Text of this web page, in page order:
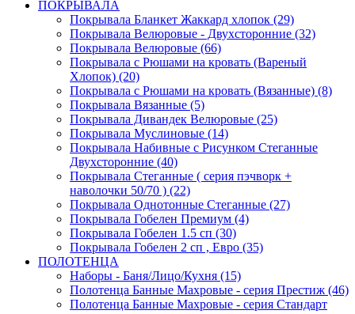
ПОКРЫВАЛА
Покрывала Бланкет Жаккард хлопок (29)
Покрывала Велюровые - Двухсторонние (32)
Покрывала Велюровые (66)
Покрывала с Рюшами на кровать (Вареный
Хлопок) (20)
Покрывала с Рюшами на кровать (Вязанные) (8)
Покрывала Вязанные (5)
Покрывала Дивандек Велюровые (25)
Покрывала Муслиновые (14)
Покрывала Набивные с Рисунком Стеганные
Двухсторонние (40)
Покрывала Стеганные ( серия пэчворк +
наволочки 50/70 ) (22)
Покрывала Однотонные Стеганные (27)
Покрывала Гобелен Премиум (4)
Покрывала Гобелен 1.5 сп (30)
Покрывала Гобелен 2 сп , Евро (35)
ПОЛОТЕНЦА
Наборы - Баня/Лицо/Кухня (15)
Полотенца Банные Махровые - серия Престиж (46)
Полотенца Банные Махровые - серия Стандарт